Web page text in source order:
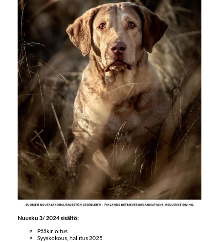
Nuusku 3/ 2024 sisältö:
Pääkirjoitus
Syyskokous, hallitus 2025